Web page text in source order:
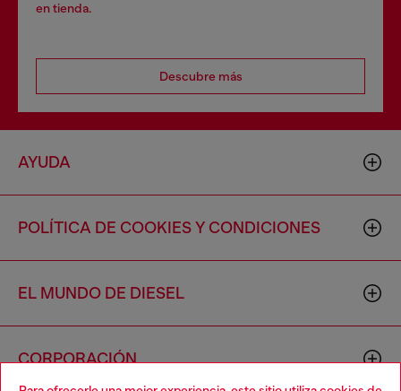
en tienda.
Descubre más
AYUDA
POLÍTICA DE COOKIES Y CONDICIONES
EL MUNDO DE DIESEL
CORPORACIÓN